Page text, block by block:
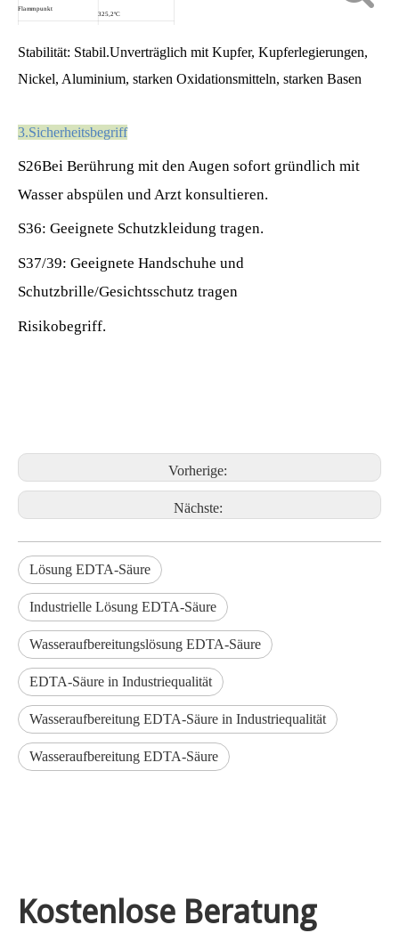
Flammpunkt
325,2ºC
Stabilität: Stabil.Unverträglich mit Kupfer, Kupferlegierungen,
Nickel, Aluminium, starken Oxidationsmitteln, starken Basen
3.Sicherheitsbegriff
S26Bei Berührung mit den Augen sofort gründlich mit
Wasser abspülen und Arzt konsultieren.
S36: Geeignete Schutzkleidung tragen.
S37/39: Geeignete Handschuhe und
Schutzbrille/Gesichtsschutz tragen
Risikobegriff.
Vorherige:
Nächste:
Lösung EDTA-Säure
Industrielle Lösung EDTA-Säure
Wasseraufbereitungslösung EDTA-Säure
EDTA-Säure in Industriequalität
Wasseraufbereitung EDTA-Säure in Industriequalität
Wasseraufbereitung EDTA-Säure
Kostenlose Beratung